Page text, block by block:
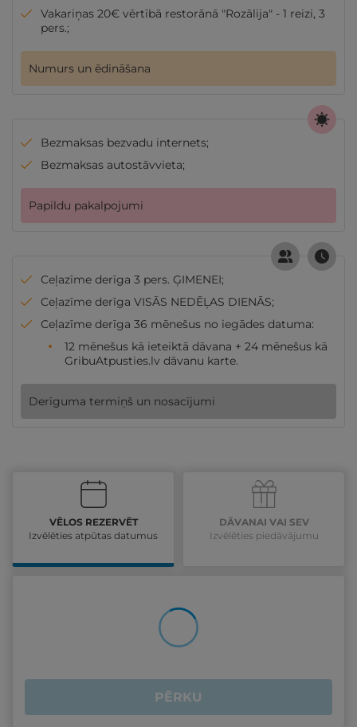
Vakariņas 20€ vērtībā restorānā "Rozālija" - 1 reizi, 3
pers.;
Numurs un ēdināšana
Bezmaksas bezvadu internets;
Bezmaksas autostāvvieta;
Papildu pakalpojumi
Ceļazīme derīga 3 pers. ĢIMENEI;
Ceļazīme derīga VISĀS NEDĒĻAS DIENĀS;
Ceļazīme derīga 36 mēnešus no iegādes datuma:
12 mēnešus kā ieteiktā dāvana + 24 mēnešus kā
GribuAtpusties.lv dāvanu karte.
Derīguma termiņš un nosacījumi
VĒLOS REZERVĒT
Izvēlēties atpūtas datumus
DĀVANAI VAI SEV
Izvēlēties piedāvājumu
PĒRKU